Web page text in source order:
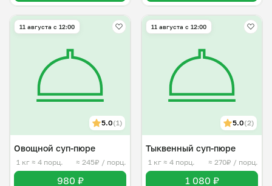
11 августа с 12:00
5.0(1)
Овощной суп-пюре
1 кг ≈ 4 порц. ≈ 245₽ / порц.
980 ₽
11 августа с 12:00
5.0(2)
Тыквенный суп-пюре
1 кг ≈ 4 порц. ≈ 270₽ / порц.
1 080 ₽